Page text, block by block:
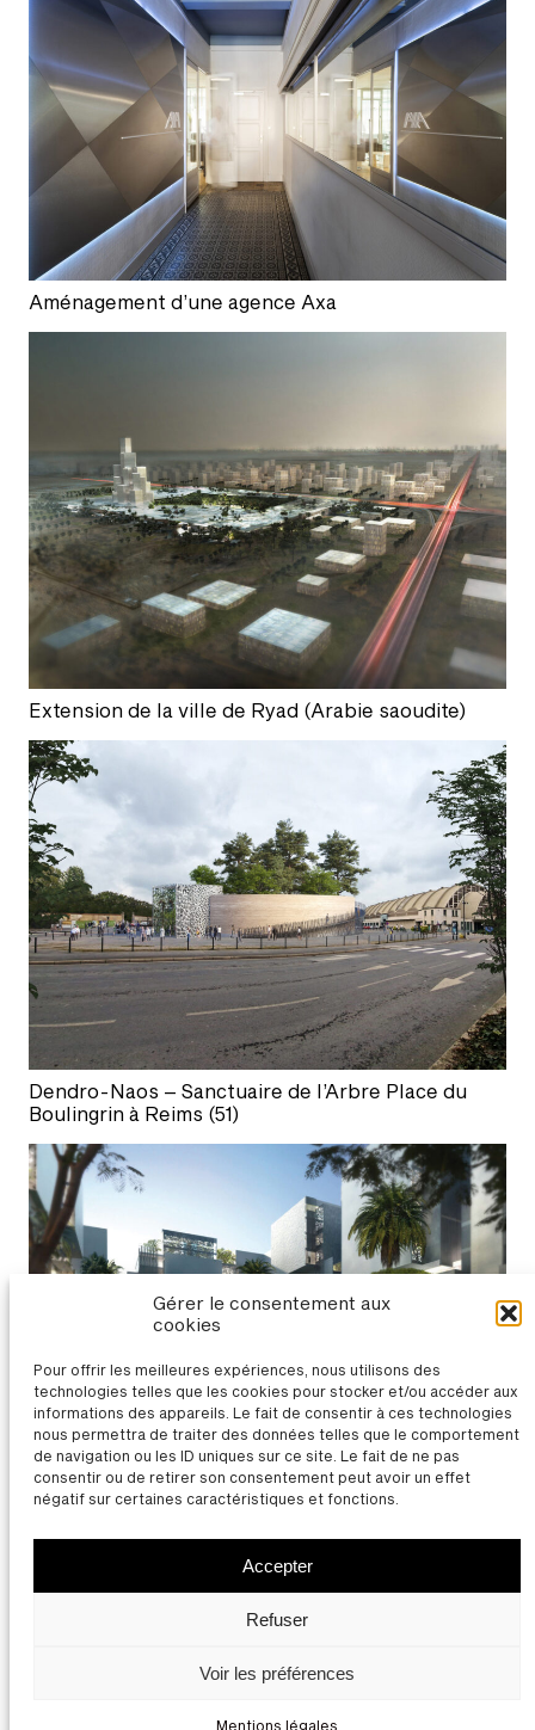
Gérer le consentement aux
cookies
Pour offrir les meilleures expériences, nous utilisons des
technologies telles que les cookies pour stocker et/ou accéder aux
informations des appareils. Le fait de consentir à ces technologies
nous permettra de traiter des données telles que le comportement
de navigation ou les ID uniques sur ce site. Le fait de ne pas
consentir ou de retirer son consentement peut avoir un effet
négatif sur certaines caractéristiques et fonctions.
Accepter
Refuser
Voir les préférences
Mentions légales
Aménagement d’une agence Axa
Extension de la ville de Ryad (Arabie saoudite)
Dendro-Naos – Sanctuaire de l’Arbre Place du
Boulingrin à Reims (51)
Nouveau quartier vernaculaire à Tripoli (Libye)
Thierry Bonne | Architecte
Mentions légales